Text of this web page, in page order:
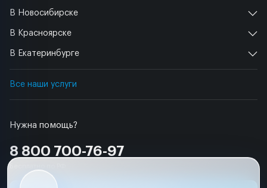
Нужна помощь?
8 800 700-76-97
В Новосибирске
В Красноярске
В Екатеринбурге
Все наши услуги